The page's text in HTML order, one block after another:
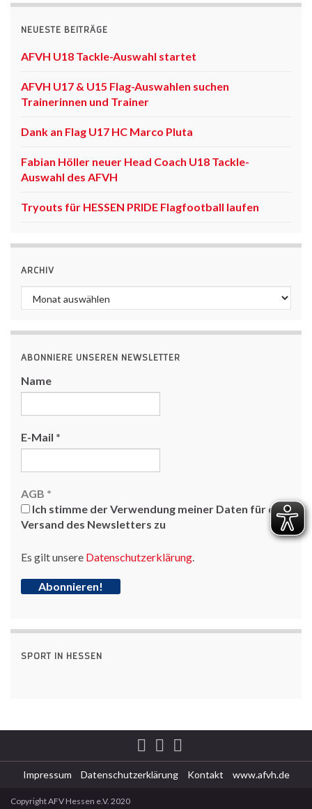
NEUESTE BEITRÄGE
AFVH U18 Tackle-Auswahl startet
AFVH U17 & U15 Flag-Auswahlen suchen
Trainerinnen und Trainer
Dank an Flag U17 HC Marco Pluta
Fabian Höller neuer Head Coach U18 Tackle-
Auswahl des AFVH
Tryouts für HESSEN PRIDE Flagfootball laufen
ARCHIV
Archiv
ABONNIERE UNSEREN NEWSLETTER
Name
E-Mail *
AGB *
Ich stimme der Verwendung meiner Daten für den
Versand des Newsletters zu
Es gilt unsere Datenschutzerklärung.
SPORT IN HESSEN
Impressum Datenschutzerklärung Kontakt www.afvh.de
Copyright AFV Hessen e.V. 2020